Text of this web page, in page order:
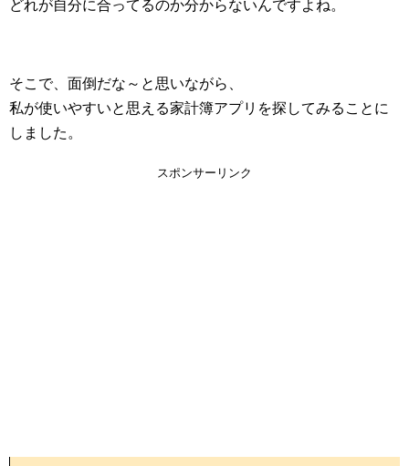
どれが自分に合ってるのか分からないんですよね。
そこで、面倒だな～と思いながら、
私が使いやすいと思える家計簿アプリを探してみることに
しました。
スポンサーリンク